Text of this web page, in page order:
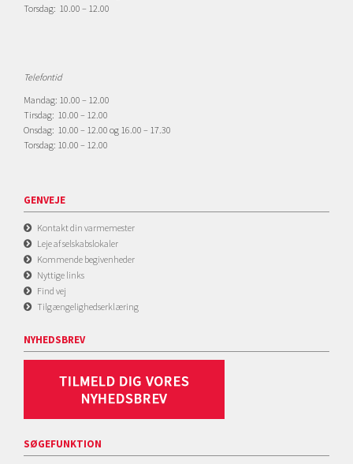
Torsdag: 10.00 – 12.00
Telefontid
Mandag: 10.00 – 12.00
Tirsdag: 10.00 – 12.00
Onsdag: 10.00 – 12.00 og 16.00 – 17.30
Torsdag: 10.00 – 12.00
GENVEJE
Kontakt din varmemester
Leje af selskabslokaler
Kommende begivenheder
Nyttige links
Find vej
Tilgængelighedserklæring
NYHEDSBREV
SØGEFUNKTION